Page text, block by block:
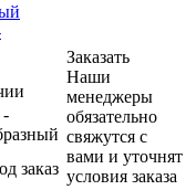
-
заказ
Заказать
Наши
менеджеры
обязательно
свяжутся с
вами и уточнят
условия заказа